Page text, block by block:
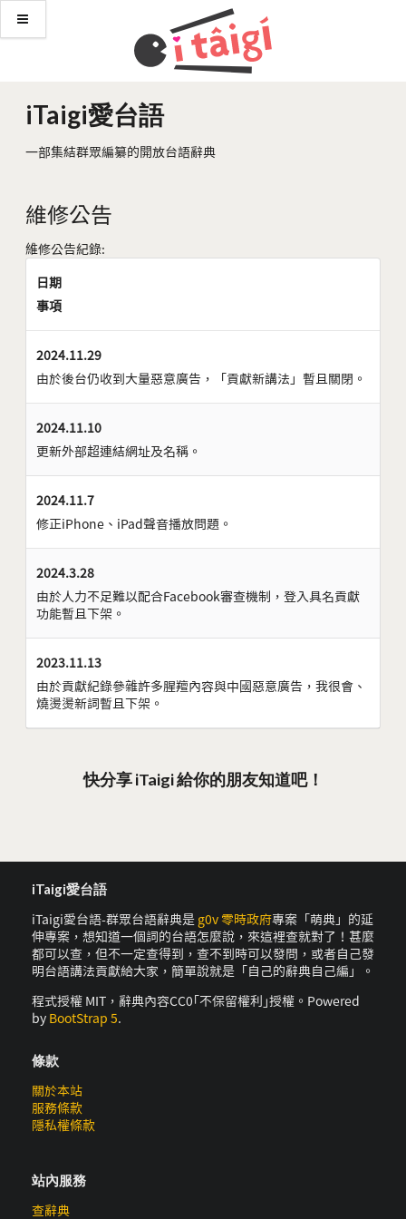
iTaigi愛台語
一部集結群眾編纂的開放台語辭典
維修公告
維修公告紀錄:
日期
事項
2024.11.29
由於後台仍收到大量惡意廣告，「貢獻新講法」暫且關閉。
2024.11.10
更新外部超連結網址及名稱。
2024.11.7
修正iPhone、iPad聲音播放問題。
2024.3.28
由於人力不足難以配合Facebook審查機制，登入具名貢獻
功能暫且下架。
2023.11.13
由於貢獻紀錄參雜許多腥羶內容與中國惡意廣告，我很會、
燒燙燙新詞暫且下架。
快分享 iTaigi 給你的朋友知道吧！
iTaigi愛台語
iTaigi愛台語-群眾台語辭典是 g0v 零時政府專案「萌典」的延
伸專案，想知道一個詞的台語怎麼說，來這裡查就對了！甚麼
都可以查，但不一定查得到，查不到時可以發問，或者自己發
明台語講法貢獻給大家，簡單說就是「自己的辭典自己編」。
程式授權 MIT，辭典內容CC0｢不保留權利｣授權。Powered
by BootStrap 5.
條款
關於本站
服務條款
隱私權條款
站內服務
查辭典